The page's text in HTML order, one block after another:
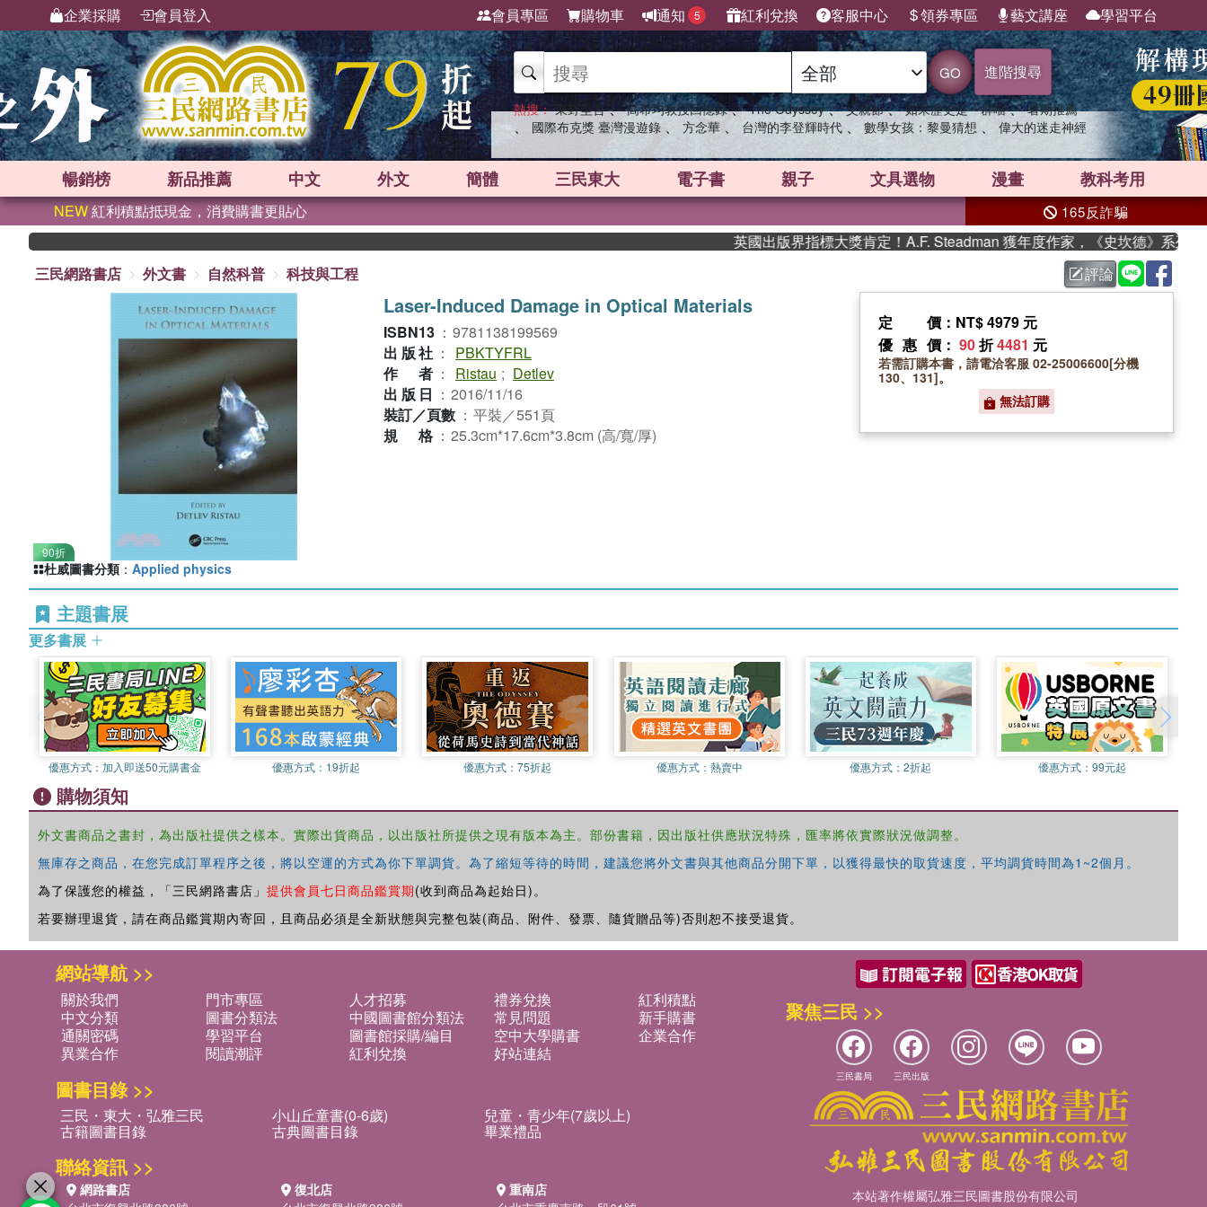
企業採購 會員登入 會員專區 購物車 通知 5 紅利兌換 客服中心 領券專區 藝文講座 學習平台
GO 進階搜尋
熱搜： 東野圭吾 、 高希均教授回憶錄 、 The Odyssey 、 父親節 、 如果歷史是一群喵 、 暑期推薦
、 國際布克獎 臺灣漫遊錄 、 方念華 、 台灣的李登輝時代 、 數學女孩：黎曼猜想 、 偉大的迷走神經
暢銷榜 新品推薦 中文 外文 簡體 三民東大 電子書 親子 文具選物 漫畫 教科考用
NEW紅利積點抵現金，消費購書更貼心 165反詐騙
英國出版界指標大獎肯定！A.F. Steadman 獲年度作家，《史坎德》系列帶你
三民網路書店
外文書 自然科普 科技與工程 評論
90折
Laser-Induced Damage in Optical Materials
ISBN13 ： 9781138199569
出版社 ：
PBKTYFRL
作者 ： Ristau ; Detlev
出版日 ： 2016/11/16
裝訂／頁數 ： 平裝／551頁
規格 ： 25.3cm*17.6cm*3.8cm (高/寬/厚)
定價 ：NT$ 4979 元
優惠價 ： 90折4481 元
若需訂購本書，請電洽客服 02-25006600[分機
130、131]。
無法訂購
杜威圖書分類 ： Applied physics
主題書展
更多書展
優惠方式： 加入即送50元購書金 優惠方式： 19折起 優惠方式：75折起 優惠方式： 熱賣中 優惠方式：2折起 優惠方式：99元起
購物須知
外文書商品之書封，為出版社提供之樣本。實際出貨商品，以出版社所提供之現有版本為主。部份書籍，因出版社供應狀況特殊，匯率將依實際狀況做調整。
無庫存之商品，在您完成訂單程序之後，將以空運的方式為你下單調貨。為了縮短等待的時間，建議您將外文書與其他商品分開下單，以獲得最快的取貨速度，平均調貨時間為1~2個月。
為了保護您的權益，「三民網路書店」 提供會員七日商品鑑賞期(收到商品為起始日)。
若要辦理退貨，請在商品鑑賞期內寄回，且商品必須是全新狀態與完整包裝(商品、附件、發票、隨貨贈品等)否則恕不接受退貨。
網站導航 >>
關於我們 門市專區 人才招募 禮券兌換
紅利積點
中文分類
圖書分類法 中國圖書館分類法 常見問題
新手購書
通關密碼
學習平台 圖書館採購/編目 空中大學購書
企業合作
異業合作
閱讀潮評 紅利兌換 好站連結
圖書目錄 >>
三民・東大・弘雅三民 小山丘童書(0-6歲) 兒童・青少年(7歲以上)
古籍圖書目錄 古典圖書目錄 畢業禮品
聯絡資訊 >>
網路書店
復北店
重南店
聚焦三民 >>
三民書局 三民出版
本站著作權屬弘雅三民圖書股份有限公司